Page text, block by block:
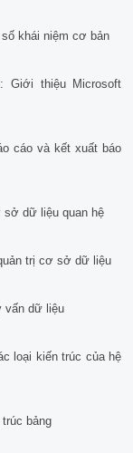
khái niệm cơ bản
Giới thiệu Microsoft
cáo và kết xuất báo
sở dữ liệu quan hệ
trị cơ sở dữ liệu
vấn dữ liệu
loại kiến trúc của hệ
bảng